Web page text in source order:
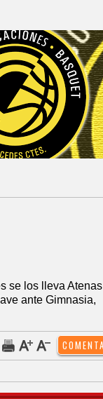
se los lleva Atenas
ante Gimnasia,